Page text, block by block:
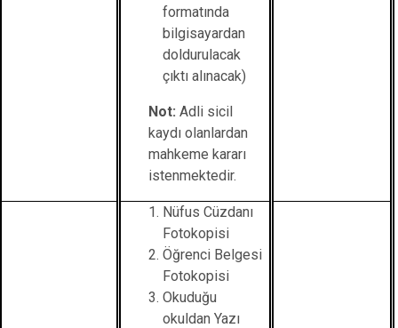
formatında
bilgisayardan
doldurulacak
çıktı alınacak)
Not: Adli sicil
kaydı olanlardan
mahkeme kararı
istenmektedir.
Nüfus Cüzdanı
Fotokopisi
Öğrenci Belgesi
Fotokopisi
Okuduğu
okuldan Yazı